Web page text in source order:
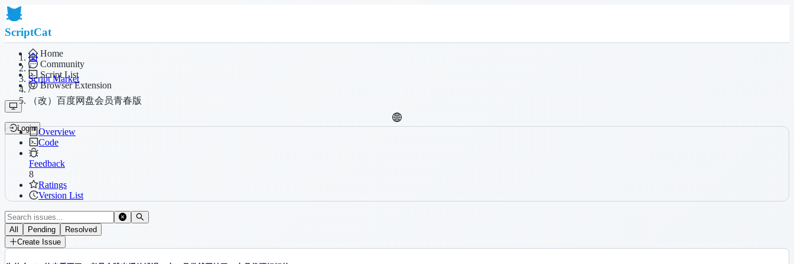
ScriptCat
Home
Community
Script List
Browser Extension
Login
/
Script Market
/
（改）百度网盘会员青春版
Overview
Code
Feedback
8
Ratings
Version List
All Pending
Resolved
Create Issue